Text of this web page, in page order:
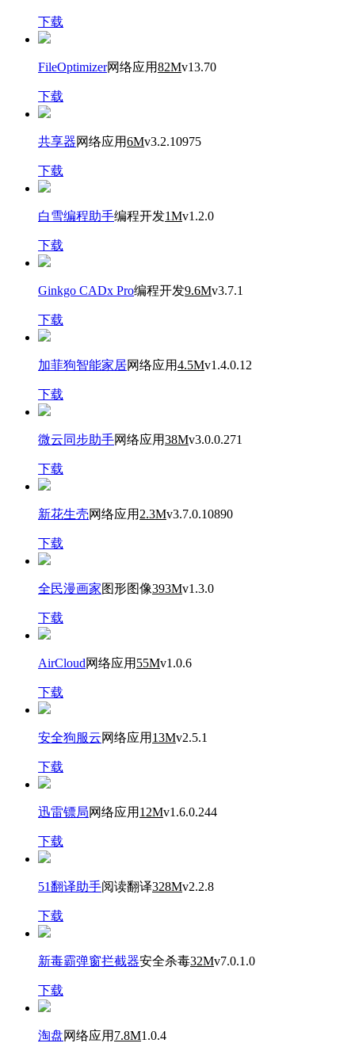
下载
FileOptimizer网络应用82Mv13.70
下载
共享器网络应用6Mv3.2.10975
下载
白雪编程助手编程开发1Mv1.2.0
下载
Ginkgo CADx Pro编程开发9.6Mv3.7.1
下载
加菲狗智能家居网络应用4.5Mv1.4.0.12
下载
微云同步助手网络应用38Mv3.0.0.271
下载
新花生壳网络应用 2.3Mv3.7.0.10890
下载
全民漫画家图形图像393Mv1.3.0
下载
AirCloud网络应用 55Mv1.0.6
下载
安全狗服云网络应用 13Mv2.5.1
下载
迅雷镖局网络应用 12Mv1.6.0.244
下载
51翻译助手阅读翻译328Mv2.2.8
下载
新毒霸弹窗拦截器安全杀毒32Mv7.0.1.0
下载
淘盘网络应用 7.8M1.0.4